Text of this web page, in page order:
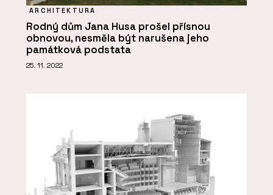
ARCHITEKTURA
Rodný dům Jana Husa prošel přísnou
obnovou, nesměla být narušena jeho
památková podstata
25. 11. 2022